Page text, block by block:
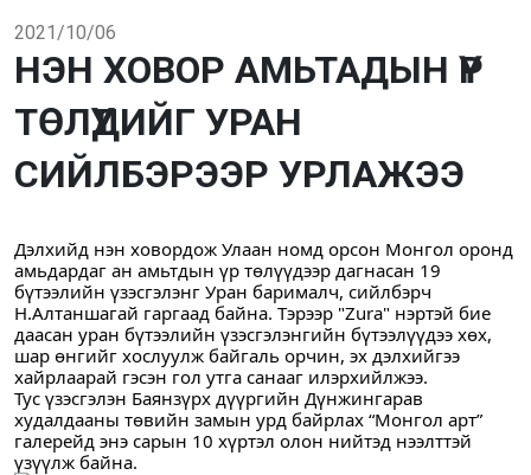
2021/10/06
НЭН ХОВОР АМЬТАДЫН ҮР
ТӨЛҮҮДИЙГ УРАН
СИЙЛБЭРЭЭР УРЛАЖЭЭ
Дэлхийд нэн ховордож Улаан номд орсон Монгол оронд
амьдардаг ан амьтдын үр төлүүдээр дагнасан 19
бүтээлийн үзэсгэлэнг Уран барималч, сийлбэрч
Н.Алтаншагай гаргаад байна. Тэрээр "Zura" нэртэй бие
даасан уран бүтээлийн үзэсгэлэнгийн бүтээлүүдээ хөх,
шар өнгийг хослуулж байгаль орчин, эх дэлхийгээ
хайрлаарай гэсэн гол утга санааг илэрхийлжээ.
Тус үзэсгэлэн Баянзүрх дүүргийн Дүнжингарав
худалдааны төвийн замын урд байрлах “Монгол арт”
галерейд энэ сарын 10 хүртэл олон нийтэд нээлттэй
үзүүлж байна.